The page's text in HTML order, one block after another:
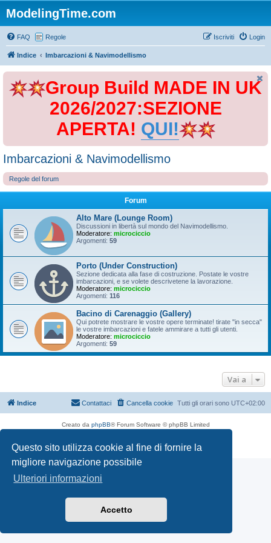
Questo sito utilizza cookie al fine di fornire la
migliore navigazione possibile
Ulteriori informazioni
Accetto
ModelingTime.com
FAQ Regole Login
Iscriviti
Indice Imbarcazioni & Navimodellismo
Group Build MADE IN UK
2026/2027:SEZIONE
APERTA! QUI!
Imbarcazioni & Navimodellismo
Regole del forum
Forum
Alto Mare (Lounge Room)
Discussioni in libertà sul mondo del Navimodellismo.
Moderatore: microciccio
Argomenti: 59
Porto (Under Construction)
Sezione dedicata alla fase di costruzione. Postate le vostre
imbarcazioni, e se volete descrivetene la lavorazione.
Moderatore: microciccio
Argomenti: 116
Bacino di Carenaggio (Gallery)
Qui potrete mostrare le vostre opere terminate! tirate "in secca"
le vostre imbarcazioni e fatele ammirare a tutti gli utenti.
Moderatore: microciccio
Argomenti: 59
Vai a
Indice Tutti gli orari sono UTC+02:00
Cancella cookie
Contattaci
Creato da phpBB® Forum Software © phpBB Limited
Privacy| Condizioni